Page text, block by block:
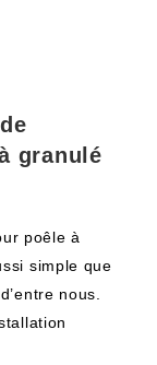
granulé
poêle à
simple que
nous.